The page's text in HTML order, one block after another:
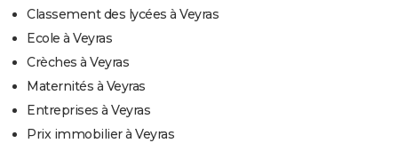
Classement des lycées à Veyras
Ecole à Veyras
Crèches à Veyras
Maternités à Veyras
Entreprises à Veyras
Prix immobilier à Veyras